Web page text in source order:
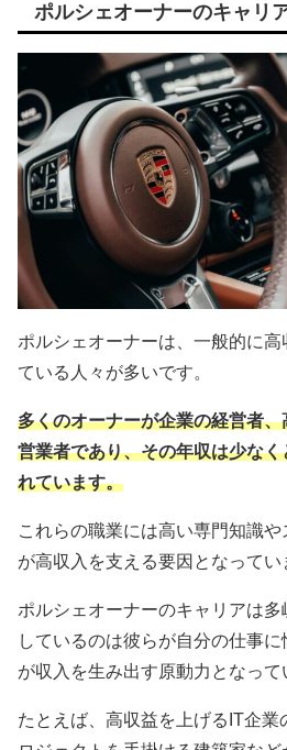
ポルシェオーナーのキャリ
ポルシェオーナーは、一般的に
ている人々が多いです。
多くのオーナーが企業の経営者
営業者であり、その年収は少な
れています。
これらの職業には高い専門知識
が高収入を支える要因となってい
ポルシェオーナーのキャリアは
しているのは彼らが自分の仕事
が収入を生み出す原動力となって
たとえば、高収益を上げるIT企